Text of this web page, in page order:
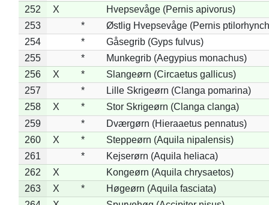
252
X
Hvepsevåge (Pernis apivorus)
253
*
Østlig Hvepsevåge (Pernis
254
*
Gåsegrib (Gyps fulvus)
255
*
Munkegrib (Aegypius monachus)
256
X *
Slangeørn (Circaetus gallicus)
257
*
Lille Skrigeørn (Clanga pomarina)
258
X *
Stor Skrigeørn (Clanga clanga)
259
*
Dværgørn (Hieraaetus pennatus)
260
X *
Steppeørn (Aquila nipalensis)
261
*
Kejserørn (Aquila heliaca)
262
X
Kongeørn (Aquila chrysaetos)
263
X *
Høgeørn (Aquila fasciata)